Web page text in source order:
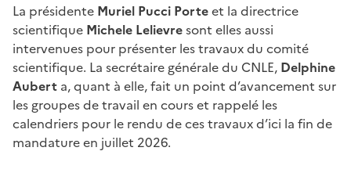
La présidente Muriel Pucci Porteet la directrice
scientifique Michele Lelievresont elles aussi
intervenues pour présenter les travaux du comité
scientifique. La secrétaire générale du CNLE, Delphine
Aubert a, quant à elle, fait un point d’avancement sur
les groupes de travail en cours et rappelé les
calendriers pour le rendu de ces travaux d’ici la fin de
mandature en juillet 2026.